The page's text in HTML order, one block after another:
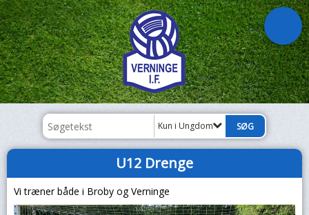
Kun i Ungdom
U12 Drenge
Vi træner både i Broby og Verninge